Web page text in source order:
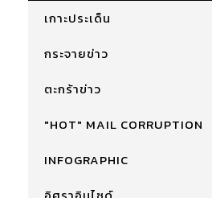
เกาะประเด็น
กระจายข่าว
ตะกร้าข่าว
"HOT" MAIL CORRUPTION
INFOGRAPHIC